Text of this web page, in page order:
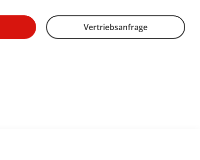
Vertriebsanfrage